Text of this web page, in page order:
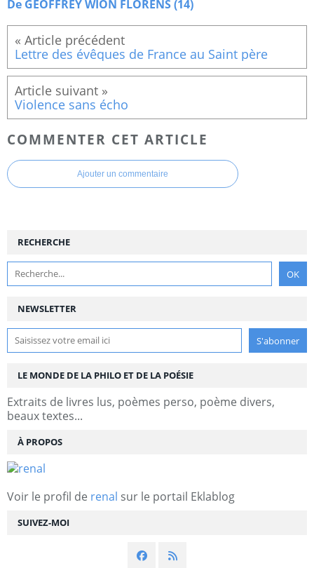
De GEOFFREY WION FLORENS (14)
Lettre des évêques de France au Saint père
Violence sans écho
COMMENTER CET ARTICLE
Ajouter un commentaire
NEWSLETTER
SUIVEZ-MOI
RECHERCHE
LE MONDE DE LA PHILO ET DE LA POÉSIE
Extraits de livres lus, poèmes perso, poème divers,
beaux textes...
À PROPOS
Voir le profil de renal sur le portail Eklablog